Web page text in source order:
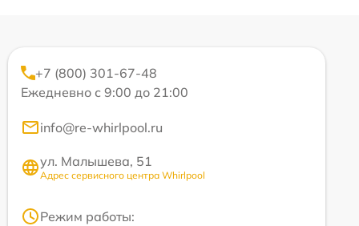
+7 (800) 301-67-48
Ежедневно с 9:00 до 21:00
info@re-whirlpool.ru
ул. Малышева, 51
Адрес сервисного центра Whirlpool
Режим работы: